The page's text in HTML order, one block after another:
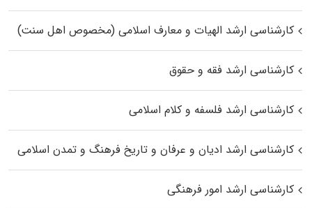
کارشناسی ارشد الهیات و معارف اسلامی (مخصوص اهل سنت)
کارشناسی ارشد فقه و حقوق
کارشناسی ارشد فلسفه و کلام اسلامی
کارشناسی ارشد ادیان و عرفان و تاریخ فرهنگ و تمدن اسلامی
کارشناسی ارشد امور فرهنگی